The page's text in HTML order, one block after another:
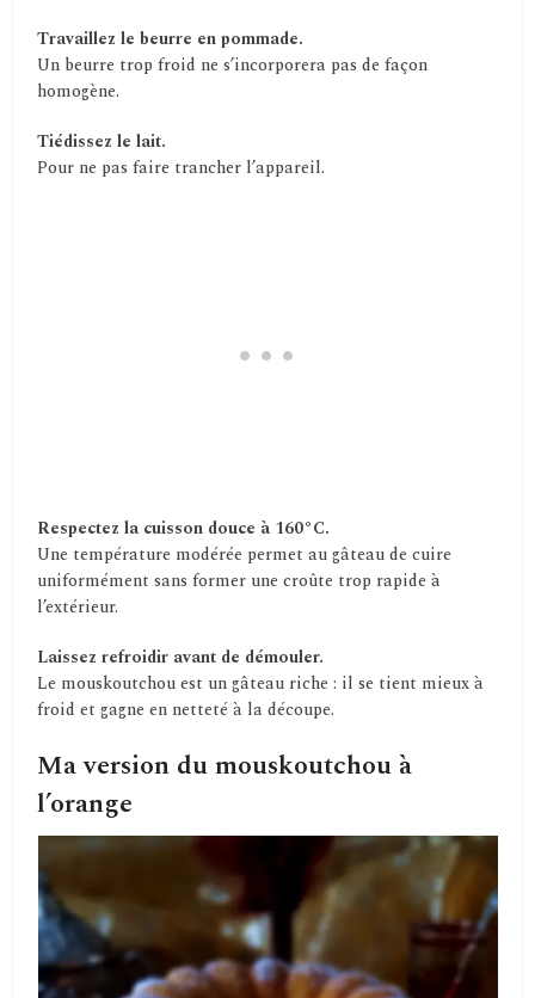
Travaillez le beurre en pommade.
Un beurre trop froid ne s’incorporera pas de façon
homogène.
Tiédissez le lait.
Pour ne pas faire trancher l’appareil.
Respectez la cuisson douce à 160°C.
Une température modérée permet au gâteau de cuire
uniformément sans former une croûte trop rapide à
l’extérieur.
Laissez refroidir avant de démouler.
Le mouskoutchou est un gâteau riche : il se tient mieux à
froid et gagne en netteté à la découpe.
Ma version du mouskoutchou à
l’orange